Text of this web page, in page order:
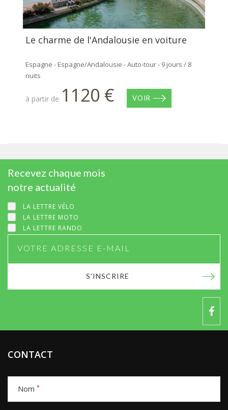
Le charme de l'Andalousie en voiture
Espagne - Espagne/Andalousie - Auto-tour - 9 jours / 8
nuits
à partir de 1120 € VOIR
Recevez chaque mois
notre actualité
LA LETTRE VÉLO
LA LETTRE MOTO
LA LETTRE RANDO
S'INSCRIRE
CONTACT
Nom *